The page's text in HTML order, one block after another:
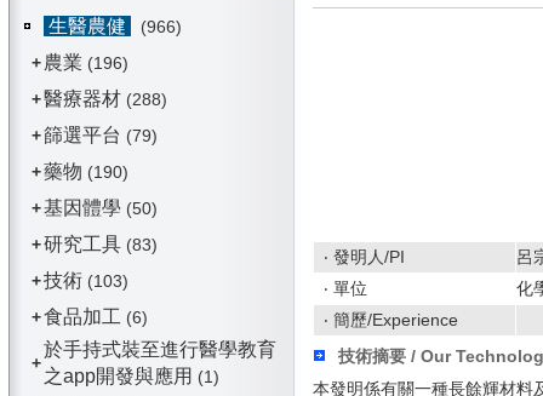
生醫農健
(966)
+ 農業 (196)
+醫療器材 (288)
+篩選平台 (79)
+藥物 (190)
+基因體學 (50)
+研究工具(83)
+技術(103)
+食品加工 (6)
+
於手持式裝至進行醫學教育
之app開發與應用 (1)
‧ 發明人/PI
呂
‧ 單位
化
‧ 簡歷/Experience
技術摘要 / Our
本發明係有關一種長餘輝材料